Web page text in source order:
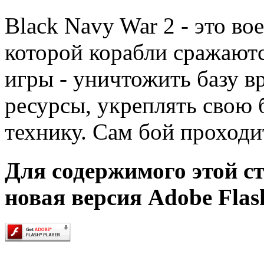
Black Navy War 2 - это
которой корабли
игры - уничтожить базу
ресурсы, укреплять свою
технику. Сам бой
Для содержимого этой
новая версия Adobe